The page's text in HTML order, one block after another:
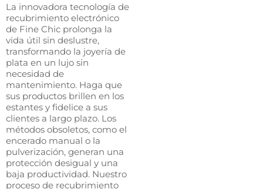
La innovadora tecnología de
recubrimiento electrónico
de Fine Chic prolonga la
vida útil sin deslustre,
transformando la joyería de
plata en un lujo sin
necesidad de
mantenimiento. Haga que
sus productos brillen en los
estantes y fidelice a sus
clientes a largo plazo. Los
métodos obsoletos, como el
encerado manual o la
pulverización, generan una
protección desigual y una
baja productividad. Nuestro
proceso de recubrimiento